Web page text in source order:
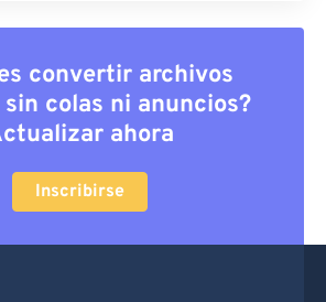
convertir archivos
colas ni anuncios?
ahora
Inscribirse